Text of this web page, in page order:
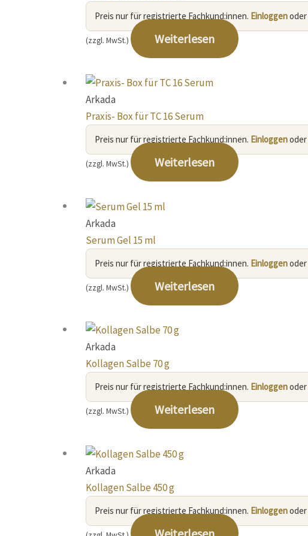
Preis nur für registrierte Fachkund:innen. Einloggenoder
(zzgl. MwSt.) Weiterlesen
Arkada
Praxis- Box für TC 16 Serum
Preis nur für registrierte Fachkund:innen. Einloggenoder
(zzgl. MwSt.) Weiterlesen
Arkada
Serum Gel 15 ml
Preis nur für registrierte Fachkund:innen. Einloggenoder
(zzgl. MwSt.) Weiterlesen
Arkada
Kollagen Salbe 70 g
Preis nur für registrierte Fachkund:innen. Einloggenoder
(zzgl. MwSt.) Weiterlesen
Arkada
Kollagen Salbe 450 g
Preis nur für registrierte Fachkund:innen. Einloggenoder
Weiterlesen